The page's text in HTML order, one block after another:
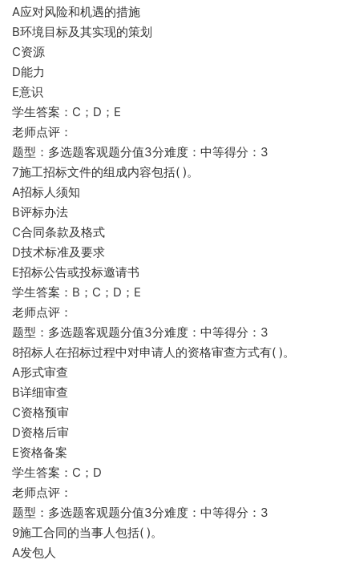
A应对风险和机遇的措施
B环境目标及其实现的策划
C资源
D能力
E意识
学生答案：C；D；E
老师点评：
题型：多选题客观题分值3分难度：中等得分：3
7施工招标文件的组成内容包括( )。
A招标人须知
B评标办法
C合同条款及格式
D技术标准及要求
E招标公告或投标邀请书
学生答案：B；C；D；E
老师点评：
题型：多选题客观题分值3分难度：中等得分：3
8招标人在招标过程中对申请人的资格审查方式有( )。
A形式审查
B详细审查
C资格预审
D资格后审
E资格备案
学生答案：C；D
老师点评：
题型：多选题客观题分值3分难度：中等得分：3
9施工合同的当事人包括( )。
A发包人